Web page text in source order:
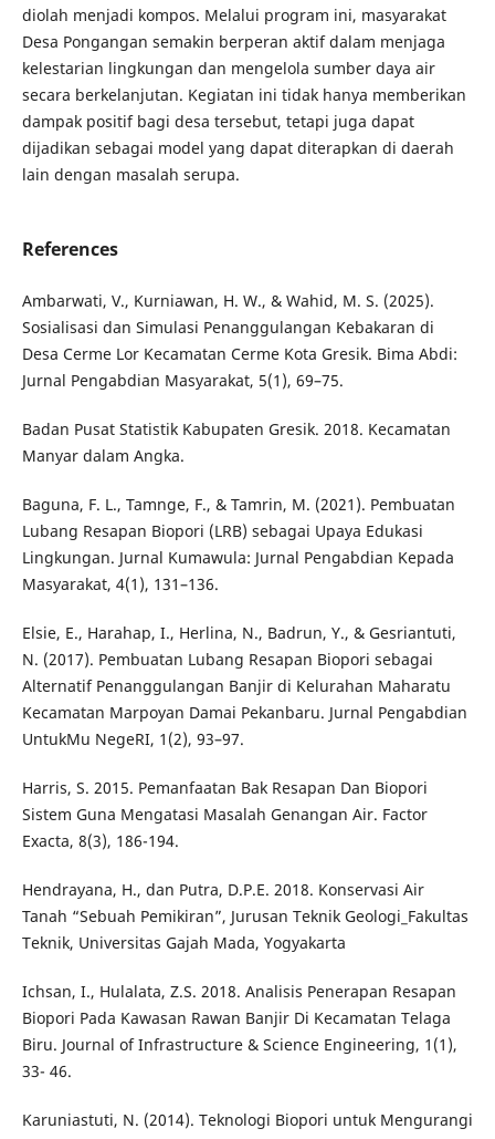
diolah menjadi kompos. Melalui program ini, masyarakat
Desa Pongangan semakin berperan aktif dalam menjaga
kelestarian lingkungan dan mengelola sumber daya air
secara berkelanjutan. Kegiatan ini tidak hanya memberikan
dampak positif bagi desa tersebut, tetapi juga dapat
dijadikan sebagai model yang dapat diterapkan di daerah
lain dengan masalah serupa.
References
Ambarwati, V., Kurniawan, H. W., & Wahid, M. S. (2025).
Sosialisasi dan Simulasi Penanggulangan Kebakaran di
Desa Cerme Lor Kecamatan Cerme Kota Gresik. Bima Abdi:
Jurnal Pengabdian Masyarakat, 5(1), 69–75.
Badan Pusat Statistik Kabupaten Gresik. 2018. Kecamatan
Manyar dalam Angka.
Baguna, F. L., Tamnge, F., & Tamrin, M. (2021). Pembuatan
Lubang Resapan Biopori (LRB) sebagai Upaya Edukasi
Lingkungan. Jurnal Kumawula: Jurnal Pengabdian Kepada
Masyarakat, 4(1), 131–136.
Elsie, E., Harahap, I., Herlina, N., Badrun, Y., & Gesriantuti,
N. (2017). Pembuatan Lubang Resapan Biopori sebagai
Alternatif Penanggulangan Banjir di Kelurahan Maharatu
Kecamatan Marpoyan Damai Pekanbaru. Jurnal Pengabdian
UntukMu NegeRI, 1(2), 93–97.
Harris, S. 2015. Pemanfaatan Bak Resapan Dan Biopori
Sistem Guna Mengatasi Masalah Genangan Air. Factor
Exacta, 8(3), 186-194.
Hendrayana, H., dan Putra, D.P.E. 2018. Konservasi Air
Tanah “Sebuah Pemikiran”, Jurusan Teknik Geologi_Fakultas
Teknik, Universitas Gajah Mada, Yogyakarta
Ichsan, I., Hulalata, Z.S. 2018. Analisis Penerapan Resapan
Biopori Pada Kawasan Rawan Banjir Di Kecamatan Telaga
Biru. Journal of Infrastructure & Science Engineering, 1(1),
33- 46.
Karuniastuti, N. (2014). Teknologi Biopori untuk Mengurangi